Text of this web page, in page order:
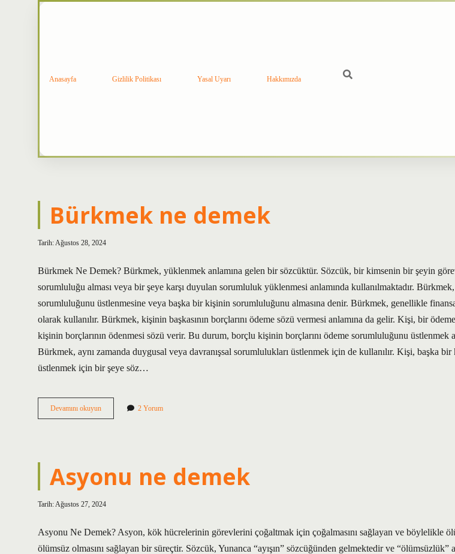
Anasayfa Gizlilik Politikası Yasal Uyarı Hakkımızda
Renkli
Teknoloji
Hikayeleri
Yazılar
Bürkmek ne demek
Tarih: Ağustos 28, 2024
Bürkmek Ne Demek? Bürkmek, yüklenmek anlamına gelen bir sözcüktür. Sözcük, bir kimsenin bir şeyin
sorumluluğu alması veya bir şeye karşı duyulan sorumluluk yüklenmesi anlamında kullanılmaktadır.
sorumluluğunu üstlenmesine veya başka bir kişinin sorumluluğunu almasına denir. Bürkmek, genellikle
olarak kullanılır. Bürkmek, kişinin başkasının borçlarını ödeme sözü vermesi anlamına da gelir. Kişi, bir
kişinin borçlarının ödenmesi sözü verir. Bu durum, borçlu kişinin borçlarını ödeme sorumluluğunu üstlenmek
Bürkmek, aynı zamanda duygusal veya davranışsal sorumlulukları üstlenmek için de kullanılır. Kişi, başka
üstlenmek için bir şeye söz…
Devamını okuyunBürkmek
ne
2 Yorum
Asyonu ne demek
Tarih: Ağustos 27, 2024
Asyonu Ne Demek? Asyon, kök hücrelerinin görevlerini çoğaltmak için çoğalmasını sağlayan ve böylelikle
ölümsüz olmasını sağlayan bir süreçtir. Sözcük, Yunanca “ayışın” sözcüğünden gelmektedir ve “ölümsüzlük”